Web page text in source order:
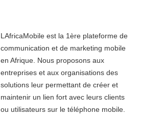
LAfricaMobile est la 1ère plateforme de
communication et de marketing mobile
en Afrique. Nous proposons aux
entreprises et aux organisations des
solutions leur permettant de créer et
maintenir un lien fort avec leurs clients
ou utilisateurs sur le téléphone mobile.